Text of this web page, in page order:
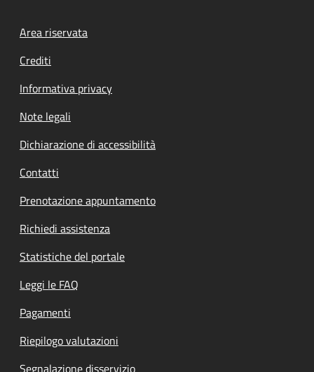
Footer menu
Area riservata
Crediti
Informativa privacy
Note legali
Dichiarazione di accessibilità
Contatti
Prenotazione appuntamento
Richiedi assistenza
Statistiche del portale
Leggi le FAQ
Pagamenti
Riepilogo valutazioni
Segnalazione disservizio